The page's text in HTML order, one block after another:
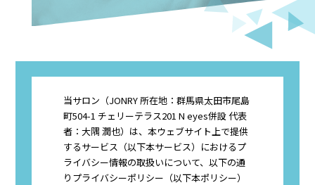
当サロン（JONRY 所在地：群馬県太田市尾島
町504-1 チェリーテラス201 N eyes併設 代表
者：大隅 潤也）は、本ウェブサイト上で提供
するサービス（以下本サービス）におけるプ
ライバシー情報の取扱いについて、以下の通
りプライバシーポリシー（以下本ポリシー）